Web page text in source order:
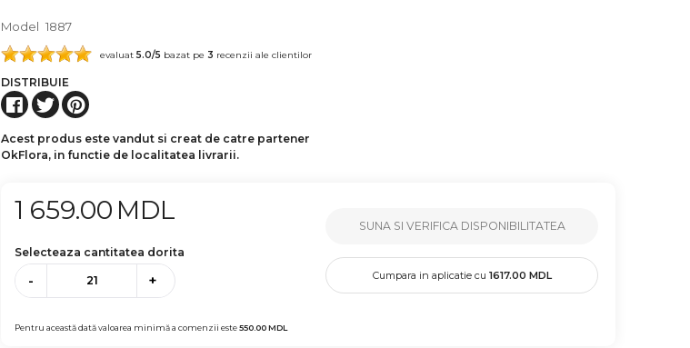
Model 1887
evaluat5.0/5 bazat pe 3 recenzii ale clientilor
DISTRIBUIE
Acest produs este vandut si creat de catre partener
OkFlora, in functie de localitatea livrarii.
1 659.00 MDL
Selecteaza cantitatea dorita
- +
Pentru această dată valoarea minimă a comenzii este550.00MDL
SUNA SI VERIFICA DISPONIBILITATEA
Cumpara in aplicatie cu 1617.00 MDL